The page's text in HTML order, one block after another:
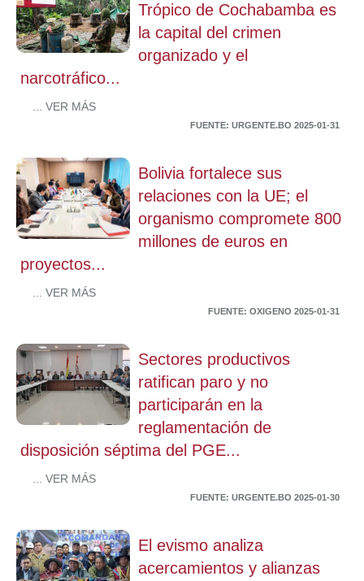
Trópico de Cochabamba es
la capital del crimen
organizado y el
narcotráfico...
... VER MÁS
FUENTE: URGENTE.BO 2025-01-31
Bolivia fortalece sus
relaciones con la UE; el
organismo compromete 800
millones de euros en
proyectos...
... VER MÁS
FUENTE: OXIGENO 2025-01-31
Sectores productivos
ratifican paro y no
participarán en la
reglamentación de
disposición séptima del PGE...
... VER MÁS
FUENTE: URGENTE.BO 2025-01-30
El evismo analiza
acercamientos y alianzas